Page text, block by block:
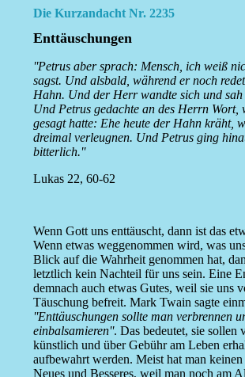
Die Kurzandacht Nr. 2235
Enttäuschungen
''Petrus aber sprach: Mensch, ich weiß
sagst. Und alsbald, während er noch
Hahn. Und der Herr wandte sich und sah
Und Petrus gedachte an des Herrn Wort,
gesagt hatte: Ehe heute der Hahn kräht,
dreimal verleugnen. Und Petrus ging
bitterlich.''
Lukas 22, 60-62
Wenn Gott uns enttäuscht, dann ist das
Wenn etwas weggenommen wird, was
Blick auf die Wahrheit genommen hat,
letztlich kein Nachteil für uns sein. Eine
demnach auch etwas Gutes, weil sie uns
Täuschung befreit. Mark Twain sagte
''Enttäuschungen sollte man verbrennen
einbalsamieren''. Das bedeutet, sie sollen
künstlich und über Gebühr am Leben
aufbewahrt werden. Meist hat man
Neues und Besseres, weil man noch am